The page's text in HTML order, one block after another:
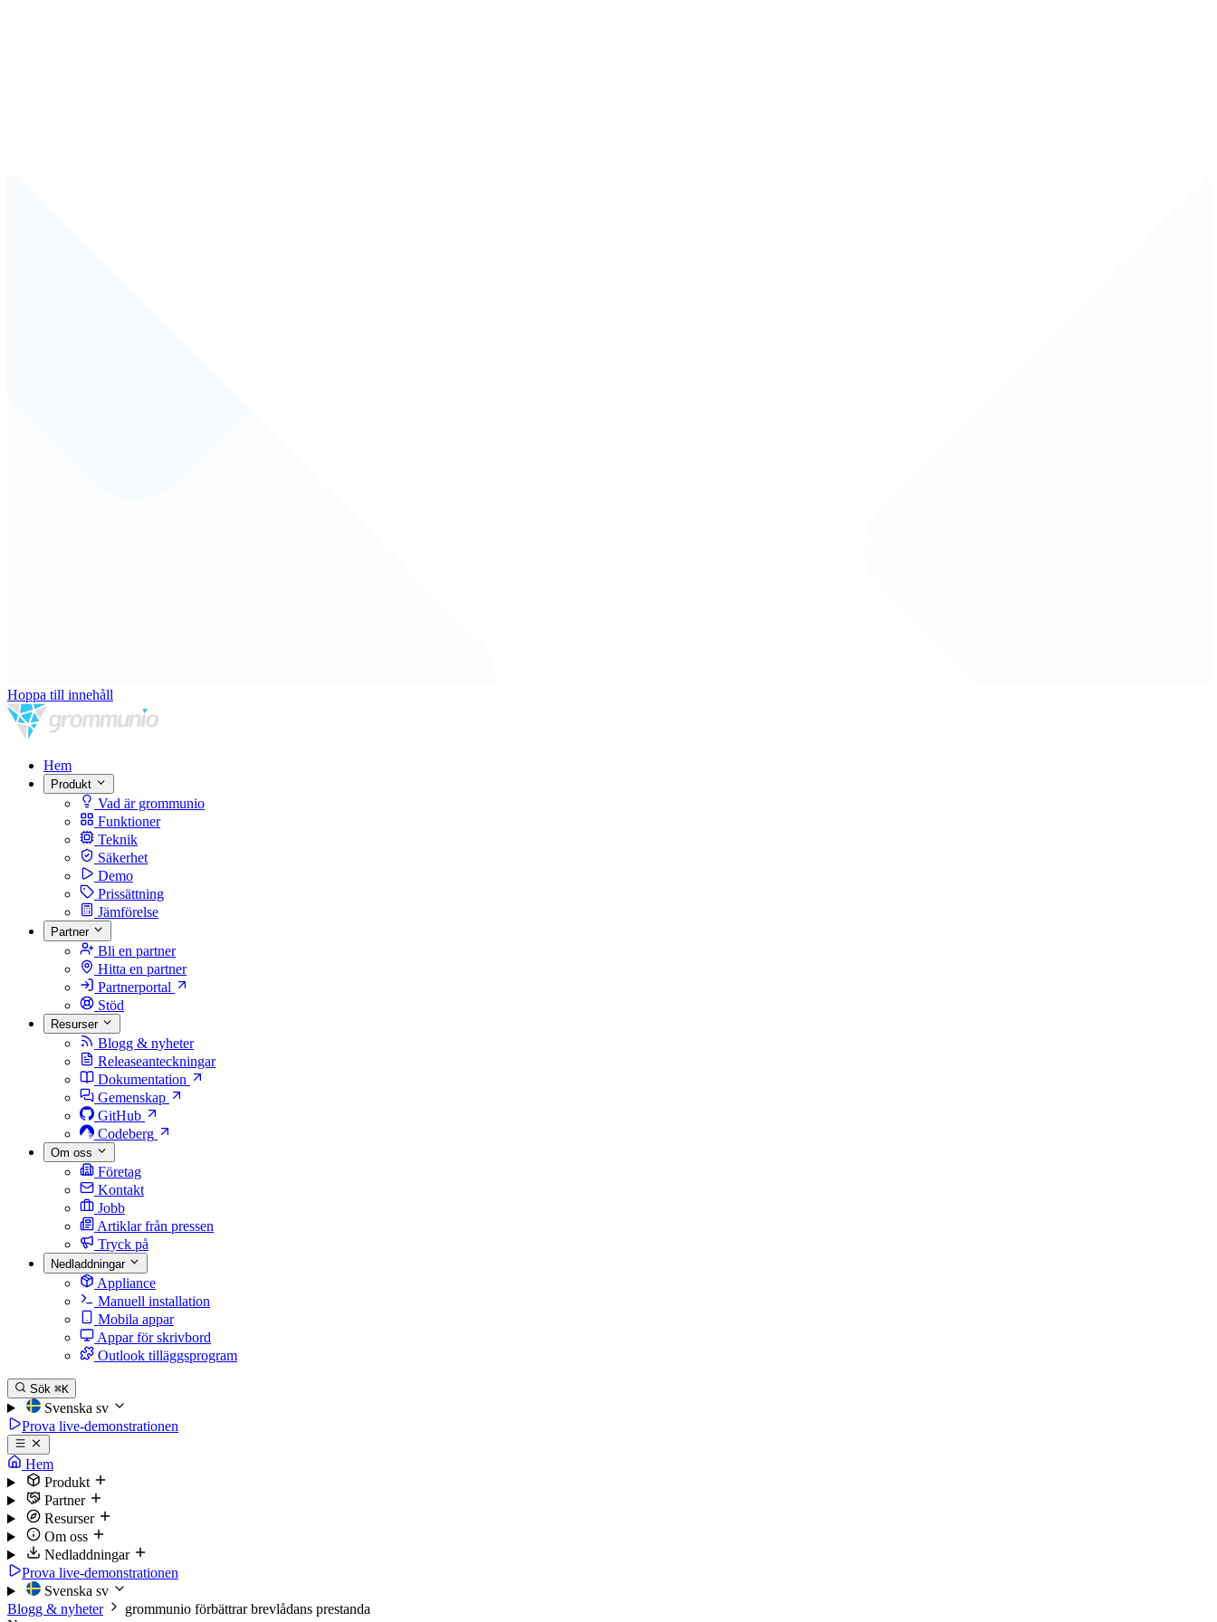
Hoppa till innehåll
Hem
Produkt
Vad är grommunio
Funktioner
Teknik
Säkerhet
Demo
Prissättning
Jämförelse
Partner
Bli en partner
Hitta en partner
Partnerportal
Stöd
Resurser
Blogg & nyheter
Releaseanteckningar
Dokumentation
Gemenskap
GitHub
Codeberg
Om oss
Företag
Kontakt
Jobb
Artiklar från pressen
Tryck på
Nedladdningar
Appliance
Manuell installation
Mobila appar
Appar för skrivbord
Outlook tilläggsprogram
Sök ⌘K
Svenska sv
Prova live-demonstrationen
Hem
Produkt
Partner
Resurser
Om oss
Nedladdningar
Prova live-demonstrationen
Svenska sv
Blogg & nyheter
grommunio förbättrar brevlådans prestanda